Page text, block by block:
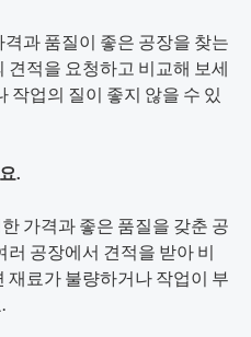
과 품질이 좋은 공장을 찾는
견적을 요청하고 비교해 보세
작업의 질이 좋지 않을 수 있
.
가격과 좋은 품질을 갖춘 공
러 공장에서 견적을 받아 비
재료가 불량하거나 작업이 부